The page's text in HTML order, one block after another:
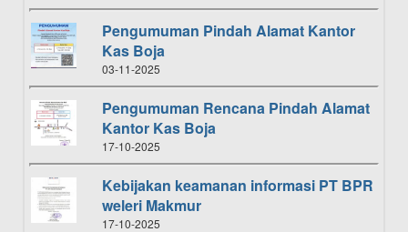
Pengumuman Pindah Alamat Kantor
Kas Boja
03-11-2025
Pengumuman Rencana Pindah Alamat
Kantor Kas Boja
17-10-2025
Kebijakan keamanan informasi PT BPR
weleri Makmur
17-10-2025